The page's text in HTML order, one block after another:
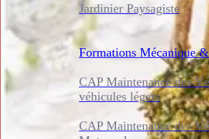
Jardinier Paysagiste
Formations Mécanique
CAP Maintenance des
véhicules légers
CAP Maintenance des